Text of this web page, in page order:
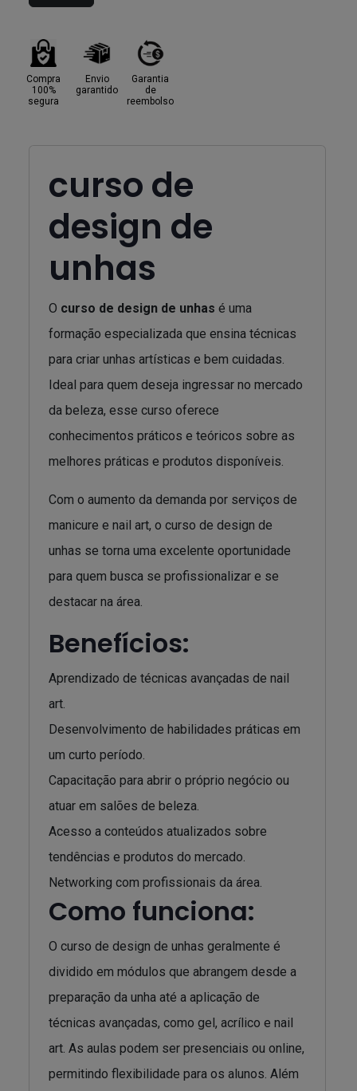
Compra
100%
segura
Envio
garantido
Garantia
de
reembolso
curso de
design de
unhas
O curso de design de unhas é uma
formação especializada que ensina técnicas
para criar unhas artísticas e bem cuidadas.
Ideal para quem deseja ingressar no mercado
da beleza, esse curso oferece
conhecimentos práticos e teóricos sobre as
melhores práticas e produtos disponíveis.
Com o aumento da demanda por serviços de
manicure e nail art, o curso de design de
unhas se torna uma excelente oportunidade
para quem busca se profissionalizar e se
destacar na área.
Benefícios:
Aprendizado de técnicas avançadas de nail
art.
Desenvolvimento de habilidades práticas em
um curto período.
Capacitação para abrir o próprio negócio ou
atuar em salões de beleza.
Acesso a conteúdos atualizados sobre
tendências e produtos do mercado.
Networking com profissionais da área.
Como funciona:
O curso de design de unhas geralmente é
dividido em módulos que abrangem desde a
preparação da unha até a aplicação de
técnicas avançadas, como gel, acrílico e nail
art. As aulas podem ser presenciais ou online,
permitindo flexibilidade para os alunos. Além